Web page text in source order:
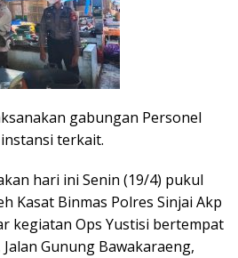
gabungan Personel
terkait.
hari ini Senin (19/4) pukul
Kasat Binmas Polres Sinjai Akp
kegiatan Ops Yustisi bertempat
Gunung Bawakaraeng,